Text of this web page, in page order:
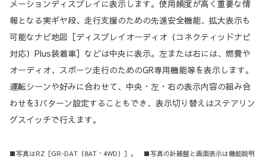
メーションディスプレイに表示します。使用頻度が高く重要な情
報となる実ギヤ段、走行支援のための先進安全機能、拡大表示も
可能なナビ地図［ディスプレイオーディオ（コネクティッドナビ
対応）Plus装着車］などは中央に表示。左または右には、燃費や
オーディオ、スポーツ走行のためのGR専用機能等を表示します。
運転シーンや好みに合わせて、中央・左・右の表示内容の組み合
わせを3パターン設定することもでき、表示切り替えはステアリン
グスイッチで行えます。
■写真はRZ［GR-DAT（8AT・4WD）］。 ■写真の計器盤と画面表示は機能説明